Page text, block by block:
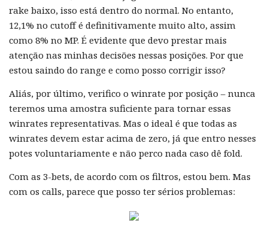
rake baixo, isso está dentro do normal. No entanto,
12,1% no cutoff é definitivamente muito alto, assim
como 8% no MP. É evidente que devo prestar mais
atenção nas minhas decisões nessas posições. Por que
estou saindo do range e como posso corrigir isso?
Aliás, por último, verifico o winrate por posição – nunca
teremos uma amostra suficiente para tornar essas
winrates representativas. Mas o ideal é que todas as
winrates devem estar acima de zero, já que entro nesses
potes voluntariamente e não perco nada caso dê fold.
Com as 3-bets, de acordo com os filtros, estou bem. Mas
com os calls, parece que posso ter sérios problemas: